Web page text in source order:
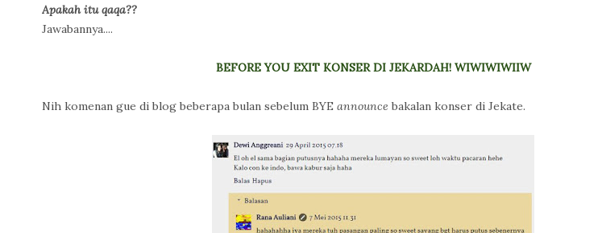
Apakah itu qaqa??
Jawabannya....
BEFORE YOU EXIT KONSER DI JEKARDAH! WIWIWIWIIW
Nih komenan gue di blog beberapa bulan sebelum BYE announce bakalan konser di Jekate.